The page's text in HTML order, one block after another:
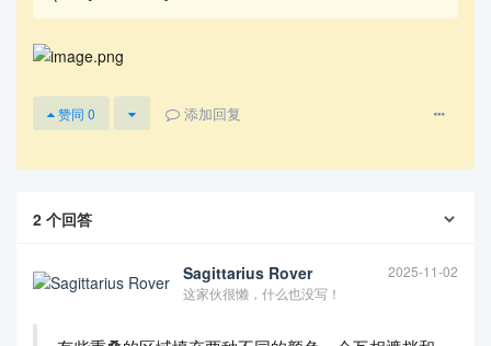
    \end{tikzpicture}
    %%%%%%% 第二张图 %%%%%%%
        \tkzInit[xmin=-2.5, xmax=4.5, ymin=-1, ym
ax=6.3]
        % ===== 定义点 =====
赞同 0 添加回复
2 个回答
Sagittarius Rover
2025-11-02
这家伙很懒，什么也没写！